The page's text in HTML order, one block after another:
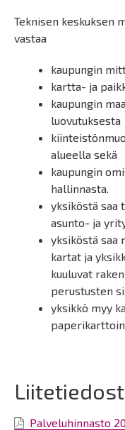
Teknisen keskuksen
vastaa
kaupungin
kartta- ja
kaupungin
luovutuksesta
alueella sekä
kaupungin
hallinnasta.
yksiköstä saa
asunto- ja
yksiköstä saa
kartat ja
kuuluvat
perustusten
yksikkö myy
Palveluhinnasto